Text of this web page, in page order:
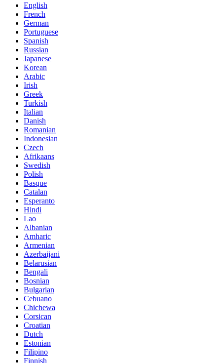
English
French
German
Portuguese
Spanish
Russian
Japanese
Korean
Arabic
Irish
Greek
Turkish
Italian
Danish
Romanian
Indonesian
Czech
Afrikaans
Swedish
Polish
Basque
Catalan
Esperanto
Hindi
Lao
Albanian
Amharic
Armenian
Azerbaijani
Belarusian
Bengali
Bosnian
Bulgarian
Cebuano
Chichewa
Corsican
Croatian
Dutch
Estonian
Filipino
Finnish